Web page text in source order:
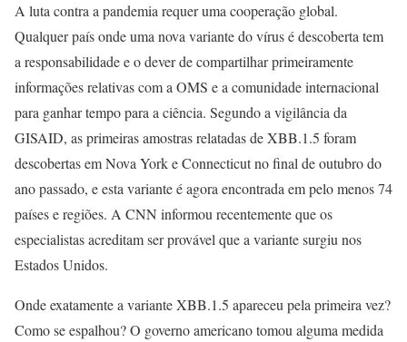
A luta contra a pandemia requer uma cooperação global.
Qualquer país onde uma nova variante do vírus é descoberta tem
a responsabilidade e o dever de compartilhar primeiramente
informações relativas com a OMS e a comunidade internacional
para ganhar tempo para a ciência. Segundo a vigilância da
GISAID, as primeiras amostras relatadas de XBB.1.5 foram
descobertas em Nova York e Connecticut no final de outubro do
ano passado, e esta variante é agora encontrada em pelo menos 74
países e regiões. A CNN informou recentemente que os
especialistas acreditam ser provável que a variante surgiu nos
Estados Unidos.
Onde exatamente a variante XBB.1.5 apareceu pela primeira vez?
Como se espalhou? O governo americano tomou alguma medida